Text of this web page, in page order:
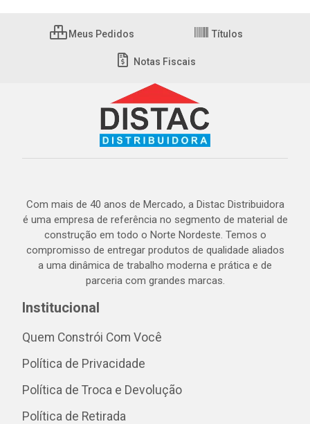
Meus Pedidos Títulos
Notas Fiscais
Com mais de 40 anos de Mercado, a Distac Distribuidora
é uma empresa de referência no segmento de material de
construção em todo o Norte Nordeste. Temos o
compromisso de entregar produtos de qualidade aliados
a uma dinâmica de trabalho moderna e prática e de
parceria com grandes marcas.
Institucional
Quem Constrói Com Você
Política de Privacidade
Política de Troca e Devolução
Política de Retirada